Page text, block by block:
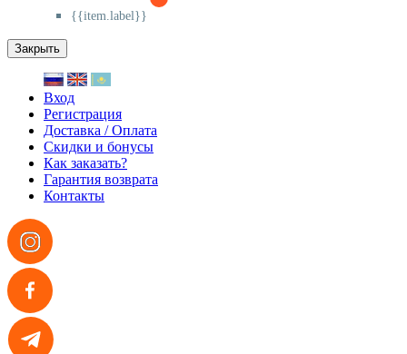
{{item.label}}
Закрыть
Вход
Регистрация
Доставка / Оплата
Скидки и бонусы
Как заказать?
Гарантия возврата
Контакты